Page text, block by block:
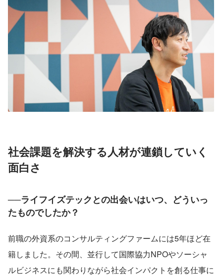
社会課題を解決する人材が連鎖していく
面白さ
──ライフイズテックとの出会いはいつ、どういっ
たものでしたか？
前職の外資系のコンサルティングファームには5年ほど在
籍しました。その間、並行して国際協力NPOやソーシャ
ルビジネスにも関わりながら社会インパクトを創る仕事に